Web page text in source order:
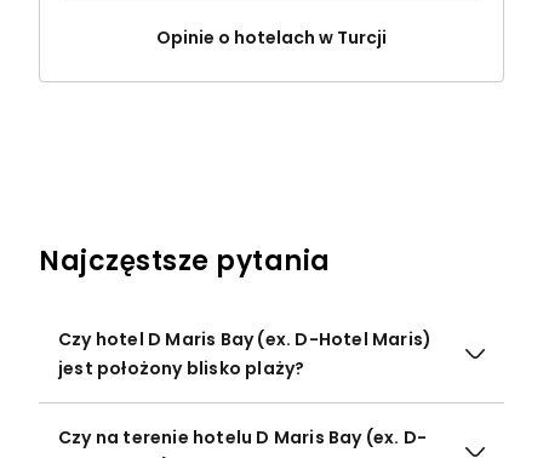
Opinie o hotelach w Turcji
Najczęstsze pytania
Czy hotel D Maris Bay (ex. D-Hotel Maris)
jest położony blisko plaży?
Czy na terenie hotelu D Maris Bay (ex. D-